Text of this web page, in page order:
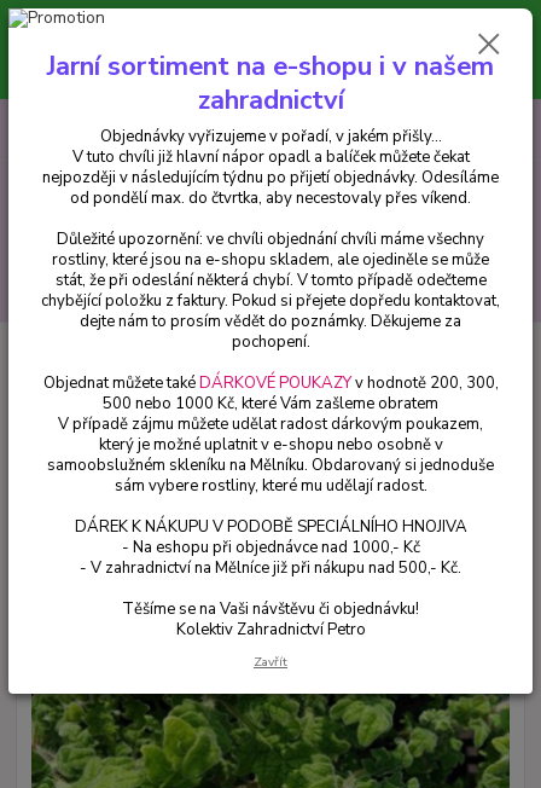
Minimální hodnota pro odeslání z e-shopu je 300 Kč.
V tuto chvíli již hlavní nápor objednávek opadl a balíček můžete čekat
nejpozději v následujícím týdnu po přijetí objednávky. Objednávky
vyřizujeme v pořadí, v jakém přišly...
Menu
CZK
Hledat
+420 602 223 614
Migrénovník-Tatradenia specios - 1 ks
Migrénovník-Tatradenia specios -
1 ks
Jarní sortiment na e-shopu i v našem
zahradnictví
Objednávky vyřizujeme v pořadí, v jakém přišly...
V tuto chvíli již hlavní nápor opadl a balíček můžete čekat
nejpozději v následujícím týdnu po přijetí objednávky. Odesíláme
od pondělí max. do čtvrtka, aby necestovaly přes víkend.
Důležité upozornění: ve chvíli objednání chvíli máme všechny
rostliny, které jsou na e-shopu skladem, ale ojediněle se může
stát, že při odeslání některá chybí. V tomto případě odečteme
chybějící položku z faktury. Pokud si přejete dopředu kontaktovat,
dejte nám to prosím vědět do poznámky. Děkujeme za
pochopení.
Objednat můžete takéDÁRKOVÉ POUKAZYv hodnotě 200, 300,
500 nebo 1000 Kč, které Vám zašleme obratem
V případě zájmu můžete udělat radost dárkovým poukazem,
který je možné uplatnit v e-shopu nebo osobně v
samoobslužném skleníku na Mělníku. Obdarovaný si jednoduše
sám vybere rostliny, které mu udělají radost.
DÁREK K NÁKUPU V PODOBĚ SPECIÁLNÍHO HNOJIVA
- Na eshopu při objednávce nad 1000,- Kč
- V zahradnictví na Mělníce již při nákupu nad 500,- Kč.
Těšíme se na Vaši návštěvu či objednávku!
Kolektiv Zahradnictví Petro
Zavřít